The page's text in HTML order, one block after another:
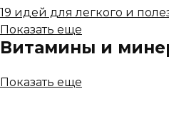
19 идей для легкого и
Показать еще
Витамины и
Показать еще